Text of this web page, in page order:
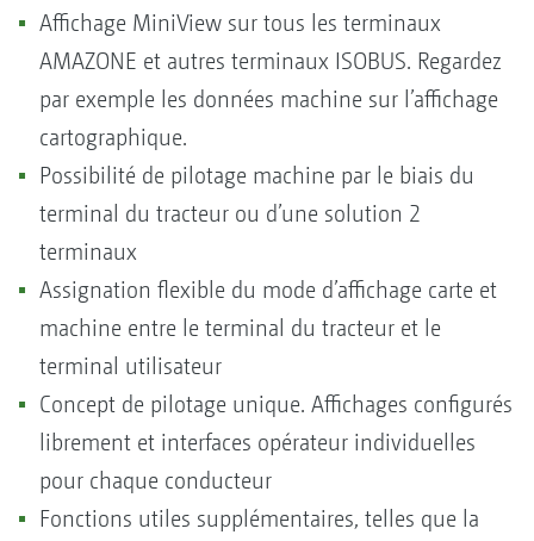
Affichage MiniView sur tous les terminaux
AMAZONE et autres terminaux ISOBUS. Regardez
par exemple les données machine sur l’affichage
cartographique.
Possibilité de pilotage machine par le biais du
terminal du tracteur ou d’une solution 2
terminaux
Assignation flexible du mode d’affichage carte et
machine entre le terminal du tracteur et le
terminal utilisateur
Concept de pilotage unique. Affichages configurés
librement et interfaces opérateur individuelles
pour chaque conducteur
Fonctions utiles supplémentaires, telles que la